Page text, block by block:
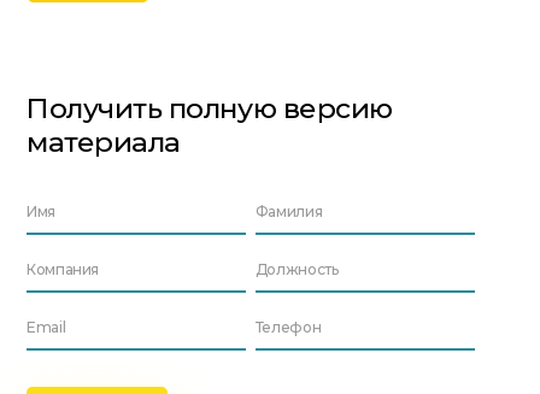
Получить полную версию
материала